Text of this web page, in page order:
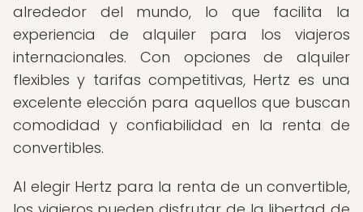
alrededor del mundo, lo que facilita la
experiencia de alquiler para los viajeros
internacionales. Con opciones de alquiler
flexibles y tarifas competitivas, Hertz es una
excelente elección para aquellos que buscan
comodidad y confiabilidad en la renta de
convertibles.
Al elegir Hertz para la renta de un convertible,